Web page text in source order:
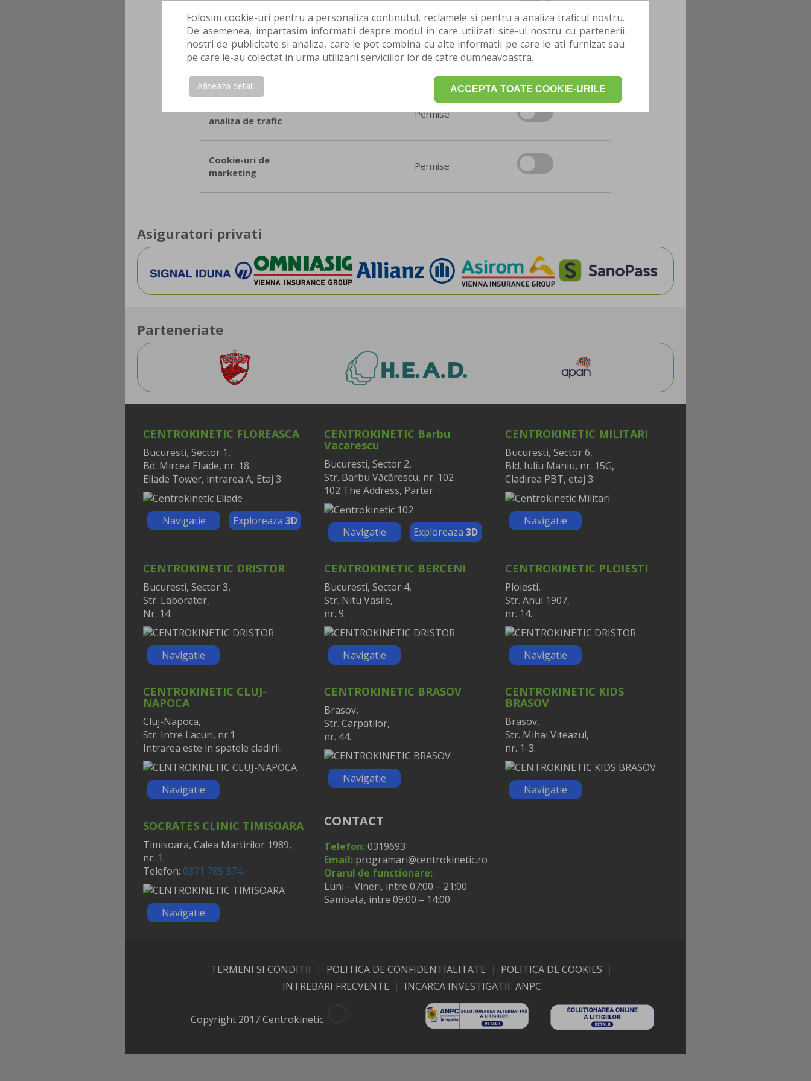
Folosim cookie-uri pentru a personaliza continutul, reclamele si pentru a analiza traficul nostru.
De asemenea, impartasim informatii despre modul in care utilizati site-ul nostru cu partenerii
nostri de publicitate si analiza, care le pot combina cu alte informatii pe care le-ati furnizat sau
pe care le-au colectat in urma utilizarii serviciilor lor de catre dumneavoastra.
ACCEPTA TOATE COOKIE-URILE
Afiseaza detalii
Cookie-uri
necesare
Cookie-uri
Permise
analiza de trafic
Permise
Cookie-uri de
marketing
Permise
Asiguratori privati
Parteneriate
CENTROKINETIC FLOREASCA
Bucuresti, Sector 1,
Bd. Mircea Eliade, nr. 18.
Eliade Tower, intrarea A, Etaj 3
Navigatie Exploreaza 3D
CENTROKINETIC Barbu
Vacarescu
Bucuresti, Sector 2,
Str. Barbu Văcărescu, nr. 102
102 The Address, Parter
Navigatie Exploreaza3D
CENTROKINETIC MILITARI
Bucuresti, Sector 6,
Bld. Iuliu Maniu, nr. 15G,
Cladirea PBT, etaj 3.
Navigatie
CENTROKINETIC DRISTOR
Bucuresti, Sector 3,
Str. Laborator,
Nr. 14.
Navigatie
CENTROKINETIC BERCENI
Bucuresti, Sector 4,
Str. Nitu Vasile,
nr. 9.
Navigatie
CENTROKINETIC PLOIESTI
Ploiesti,
Str. Anul 1907,
nr. 14.
Navigatie
CENTROKINETIC CLUJ-
NAPOCA
Cluj-Napoca,
Str. Intre Lacuri, nr.1
Intrarea este in spatele cladirii.
Navigatie
CENTROKINETIC BRASOV
Brasov,
Str. Carpatilor,
nr. 44.
Navigatie
CENTROKINETIC KIDS
BRASOV
Brasov,
Str. Mihai Viteazul,
nr. 1-3.
Navigatie
SOCRATES CLINIC TIMISOARA
Timisoara, Calea Martirilor 1989,
nr. 1.
Telefon: 0371 785 374.
Navigatie
CONTACT
Telefon:0319693
Email: programari@centrokinetic.ro
Orarul de functionare:
Luni – Vineri, intre 07:00 – 21:00
Sambata, intre 09:00 – 14:00
TERMENI SI CONDITII | POLITICA DE CONFIDENTIALITATE | POLITICA DE COOKIES |
INTREBARI FRECVENTE | INCARCA INVESTIGATII ANPC
Copyright 2017 Centrokinetic